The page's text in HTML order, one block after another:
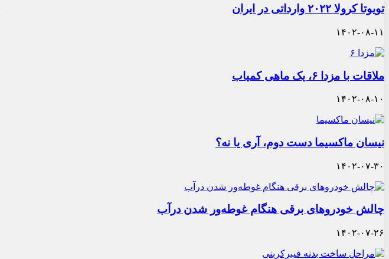
تویوتا کرولا ۲۰۲۲ وارداتی در ایران
۱۴۰۲-۰۸-۱۱
ملاقات با مزدا ۶، یک ماهی کمیاب
۱۴۰۲-۰۸-۱۰
نیسان ماکسیما دست دوم، آری یا نه؟
۱۴۰۲-۰۷-۳۰
چالش خودروهای برقی هنگام غوطه‌ور شدن درآب
۱۴۰۲-۰۷-۲۶